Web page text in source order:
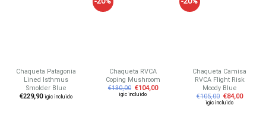
Chaqueta Patagonia
Lined Isthmus
Smolder Blue
€229,90 igic incluido
Chaqueta RVCA
Coping Mushroom
€130,00 €104,00
igic incluido
Chaqueta Camisa
RVCA Flight Risk
Moody Blue
€105,00 €84,00
igic incluido